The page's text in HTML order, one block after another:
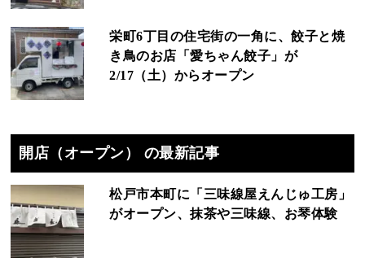
栄町6丁目の住宅街の一角に、餃子と焼
き鳥のお店「愛ちゃん餃子」が
2/17（土）からオープン
開店（オープン） の最新記事
松戸市本町に「三味線屋えんじゅ工房」
がオープン、抹茶や三味線、お琴体験